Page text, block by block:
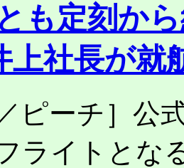
も定刻か
上社長が就
ピーチ］公
ライトとな